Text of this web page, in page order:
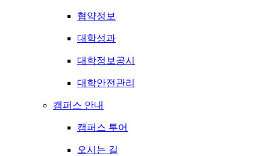
협약정보
대학성과
대학정보공시
대학안전관리
캠퍼스 안내
캠퍼스 투어
오시는 길